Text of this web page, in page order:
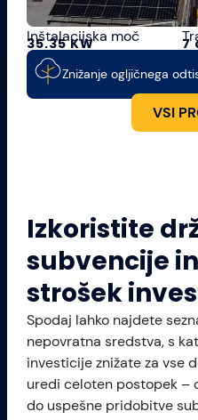
Inštalacijska moč
35.35 KW 7
Znižanje ogljičnega
VSI
Izkoristite
subvencije
strošek
Spodaj lahko najdete
nepovratna sredstva, s
investicije znižate za vse
uredi celoten postopek –
do uspešne pridobitve